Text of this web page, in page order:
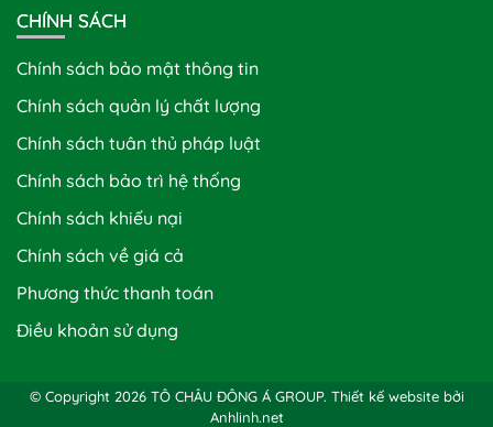
CHÍNH SÁCH
Chính sách bảo mật thông tin
Chính sách quản lý chất lượng
Chính sách tuân thủ pháp luật
Chính sách bảo trì hệ thống
Chính sách khiếu nại
Chính sách về giá cả
Phương thức thanh toán
Điều khoản sử dụng
© Copyright 2026 TÔ CHÂU ĐÔNG Á GROUP. Thiết kế website bởi
Anhlinh.net